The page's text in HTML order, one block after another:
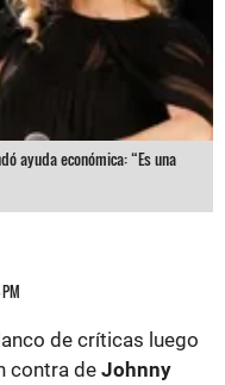
ayuda económica: “Es una
de críticas luego
contra deJohnny